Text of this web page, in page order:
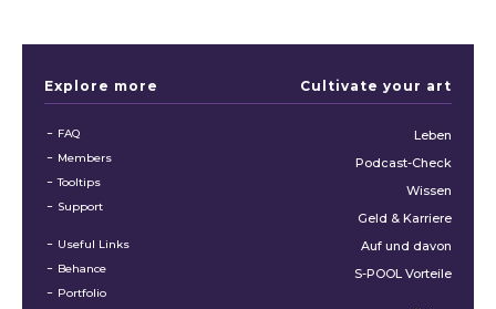
Explore more
FAQ
Members
Tooltips
Support
Useful Links
Behance
Portfolio
Cultivate your art
Leben
Podcast-Check
Wissen
Geld & Karriere
Auf und davon
S-POOL Vorteile